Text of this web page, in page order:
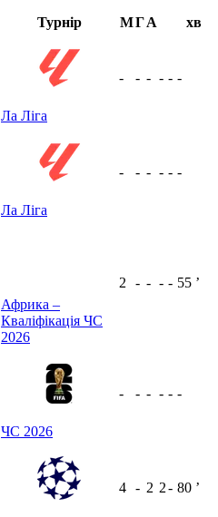
Турнір МГА хв
Ла Ліга
- - - - - -
Ла Ліга
- - - - - -
Африка –
Кваліфікація ЧС
2026
2 - - - - 55 ʼ
ЧС 2026
- - - - - -
4 - 2 2- 80 ʼ